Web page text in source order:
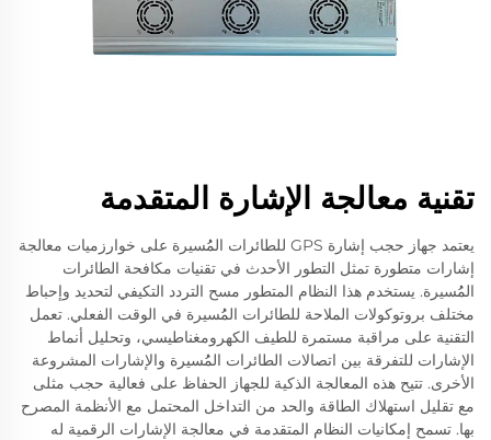
تقنية معالجة الإشارة المتقدمة
يعتمد جهاز حجب إشارة GPS للطائرات المُُسيرة على خوارزميات معالجة
إشارات متطورة تمثل التطور الأحدث في تقنيات مكافحة الطائرات
المُُسيرة. يستخدم هذا النظام المتطور مسح التردد التكيفي لتحديد وإحباط
مختلف بروتوكولات الملاحة للطائرات المُُسيرة في الوقت الفعلي. تعمل
التقنية على مراقبة مستمرة للطيف الكهرومغناطيسي، وتحليل أنماط
الإشارات للتفرقة بين اتصالات الطائرات المُُسيرة والإشارات المشروعة
الأخرى. تتيح هذه المعالجة الذكية للجهاز الحفاظ على فعالية حجب مثلى
مع تقليل استهلاك الطاقة والحد من التداخل المحتمل مع الأنظمة المصرح
بها. تسمح إمكانيات النظام المتقدمة في معالجة الإشارات الرقمية له